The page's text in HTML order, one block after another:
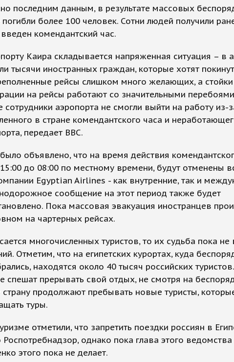
последним данным, в результате массовых
погибли более 100 человек. Сотни людей получили
комендантский час.
Каира складывается напряженная ситуация – в
тысячи иностранных граждан, которые хотят
рейсы слишком много желающих, а стойки
на рейсы работают со значительными
сотрудники аэропорта не смогли выйти на работу из-
в стране комендантского часа и
передает BBC.
объявлено, что на время действия
15:00 до 08:00 по местному времени, будут отменены
Egyptian Airlines - как внутренние, так и
сообщение на этот период также будет
Пока массовая эвакуация иностранцев
на чартерных рейсах.
многочисленных туристов, то их судьба пока
Отметим, что на египетских курортах, куда
находятся около 40 тысяч российских
спешат прерывать свой отдых, не смотря на
страну продолжают пребывать новые туристы,
туры.
отметили, что запретить поездки россиян в
Роспотребнадзор, однако пока глава этого
этого пока не делает.